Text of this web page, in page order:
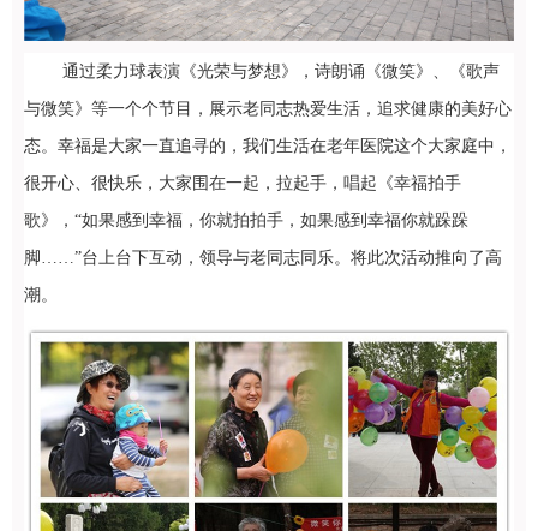
通过柔力球表演《光荣与梦想》，诗朗诵《微笑》、《歌声
与微笑》等一个个节目，展示老同志热爱生活，追求健康的美好心
态。幸福是大家一直追寻的，我们生活在老年医院这个大家庭中，
很开心、很快乐，大家围在一起，拉起手，唱起《幸福拍手
歌》，“如果感到幸福，你就拍拍手，如果感到幸福你就跺跺
脚……”台上台下互动，领导与老同志同乐。将此次活动推向了高
潮。